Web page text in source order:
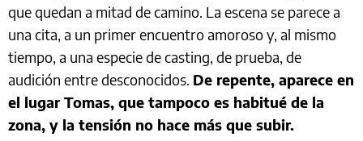
que quedan a mitad de camino. La escena se parece a
una cita, a un primer encuentro amoroso y, al mismo
tiempo, a una especie de casting, de prueba, de
audición entre desconocidos. De repente, aparece en
el lugar Tomas, que tampoco es habitué de la
zona, y la tensión no hace más que subir.